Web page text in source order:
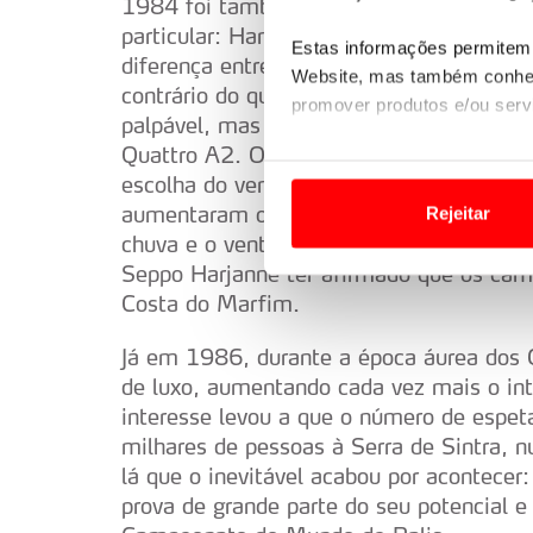
Estas informações
Website, mas também
promover produtos e/ou
Usamos cookies para
funcionalidades de redes
e organizações na UE e em
O ACP garantirá que as
consentimento e quando tal
Realçamos que o bloqueio
Rejeitar
1984 foi também um ano exemplar,
particular: Hannu Mikkola e
diferença entre os dois homens, só se
contrário do que tinha acontecido em
palpável, mas foi Mikkola quem
Quattro A2. O tempo começou a
escolha do vencedor. Condições
aumentaram o nível de dificuldade do
chuva e o vento destruíram grande
Seppo Harjanne ter afirmado que os
Costa do Marfim.
Já em 1986, durante a época áurea
de luxo, aumentando cada vez mais o
interesse levou a que o número de
milhares de pessoas à Serra de Sintra,
lá que o inevitável acabou por
prova de grande parte do seu potencial